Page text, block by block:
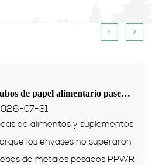
< >
Consejos para que los tubos de papel alimentario pasen la prueba PPWR de la UE
07-31
de alimentos y suplementos
los envases no superaron
de metales pesados ​​PPWR